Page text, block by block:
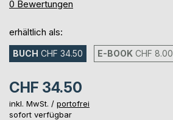
0%
0 Bewertungen
erhältlich als:
BUCH CHF 34.50 E-BOOK CHF 8.00
CHF 34.50
inkl. MwSt. / portofrei
sofort verfügbar